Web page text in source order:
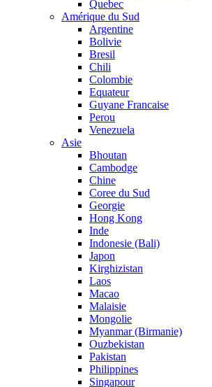
Quebec
Amérique du Sud
Argentine
Bolivie
Bresil
Chili
Colombie
Equateur
Guyane Francaise
Perou
Venezuela
Asie
Bhoutan
Cambodge
Chine
Coree du Sud
Georgie
Hong Kong
Inde
Indonesie (Bali)
Japon
Kirghizistan
Laos
Macao
Malaisie
Mongolie
Myanmar (Birmanie)
Ouzbekistan
Pakistan
Philippines
Singapour